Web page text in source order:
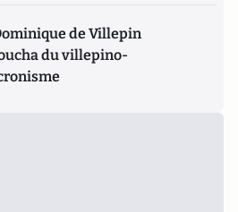
de Villepin
du villepino-